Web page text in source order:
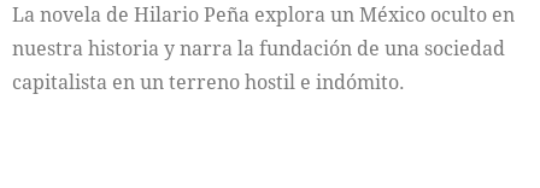
La novela de Hilario Peña explora un México oculto en
nuestra historia y narra la fundación de una sociedad
capitalista en un terreno hostil e indómito.